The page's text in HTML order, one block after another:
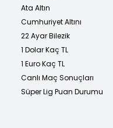
Ata Altın
Cumhuriyet Altını
22 Ayar Bilezik
1 Dolar Kaç TL
1 Euro Kaç TL
Canlı Maç Sonuçları
Süper Lig Puan Durumu